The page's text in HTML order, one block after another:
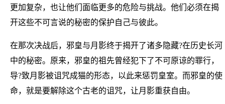
更加复杂，也让他们面临更多的危险与挑战。他们必须在揭
开这些不可言说的秘密的保护自己与彼此。
在那次决战后，邪皇与月影终于揭开了诸多隐藏?在历史长河
中的秘密。原来，邪皇的祖先曾经犯下了不可原谅的罪行，
导?致月影被诅咒成猫的形态，以此来惩罚皇室。而邪皇的使
命，就是要解除这个古老的诅咒，让月影重获自由。